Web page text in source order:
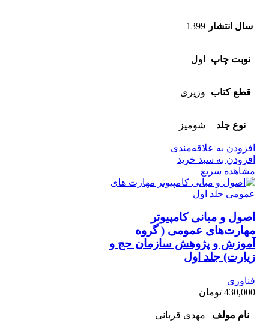
سال انتشار 1399
نوبت چاپ اول
قطع کتاب وزیری
نوع جلد شومیز
افزودن به علاقه‌مندی
افزودن به سبد خرید
مشاهده سریع
اصول و مبانی کامپیوتر
مهارت‌های عمومی ( گروه
آموزش و پژوهش سازمان حج و
زیارت) جلد اول
فناوری
430,000 تومان
نام مولف مهدی قربانی